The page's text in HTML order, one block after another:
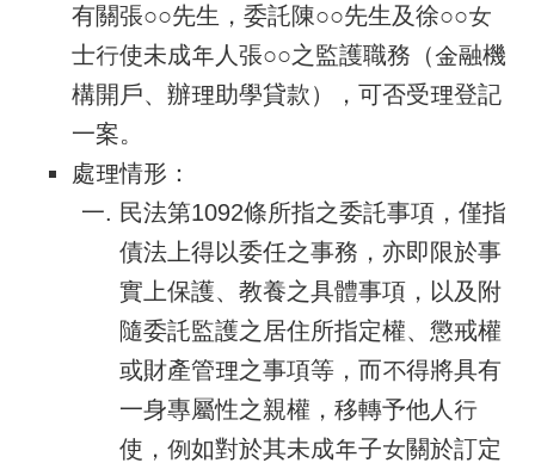
有關張○○先生，委託陳○○先生及徐○○女
士行使未成年人張○○之監護職務（金融機
構開戶、辦理助學貸款），可否受理登記
一案。
處理情形：
民法第1092條所指之委託事項，僅指
債法上得以委任之事務，亦即限於事
實上保護、教養之具體事項，以及附
隨委託監護之居住所指定權、懲戒權
或財產管理之事項等，而不得將具有
一身專屬性之親權，移轉予他人行
使，例如對於其未成年子女關於訂定